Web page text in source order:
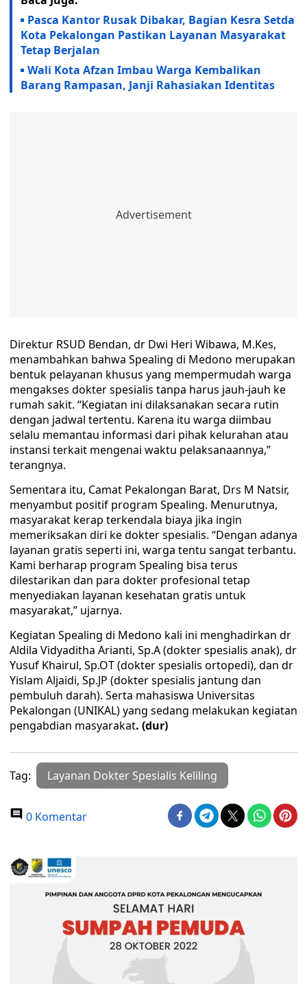
Pasca Kantor Rusak Dibakar, Bagian Kesra Setda
Kota Pekalongan Pastikan Layanan Masyarakat
Tetap Berjalan
Wali Kota Afzan Imbau Warga Kembalikan
Barang Rampasan, Janji Rahasiakan Identitas
Direktur RSUD Bendan, dr Dwi Heri Wibawa, M.Kes,
menambahkan bahwa Spealing di Medono merupakan
bentuk pelayanan khusus yang mempermudah warga
mengakses dokter spesialis tanpa harus jauh-jauh ke
rumah sakit. “Kegiatan ini dilaksanakan secara rutin
dengan jadwal tertentu. Karena itu warga diimbau
selalu memantau informasi dari pihak kelurahan atau
instansi terkait mengenai waktu pelaksanaannya,”
terangnya.
Sementara itu, Camat Pekalongan Barat, Drs M Natsir,
menyambut positif program Spealing. Menurutnya,
masyarakat kerap terkendala biaya jika ingin
memeriksakan diri ke dokter spesialis. “Dengan adanya
layanan gratis seperti ini, warga tentu sangat terbantu.
Kami berharap program Spealing bisa terus
dilestarikan dan para dokter profesional tetap
menyediakan layanan kesehatan gratis untuk
masyarakat,” ujarnya.
Kegiatan Spealing di Medono kali ini menghadirkan dr
Aldila Vidyaditha Arianti, Sp.A (dokter spesialis anak), dr
Yusuf Khairul, Sp.OT (dokter spesialis ortopedi), dan dr
Yislam Aljaidi, Sp.JP (dokter spesialis jantung dan
pembuluh darah). Serta mahasiswa Universitas
Pekalongan (UNIKAL) yang sedang melakukan kegiatan
pengabdian masyarakat. (dur)
Tag: Layanan Dokter Spesialis Keliling
0 Komentar